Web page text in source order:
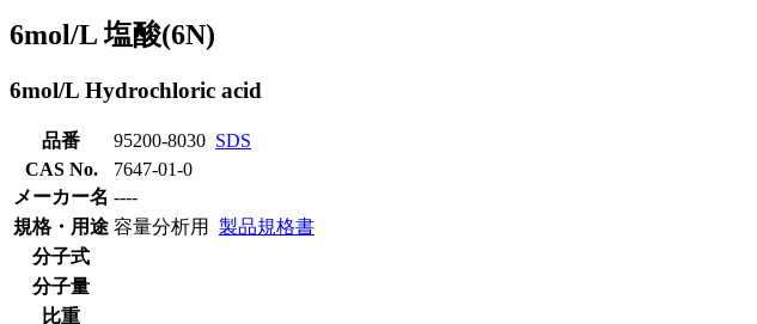
6mol/L 塩酸(6N)
6mol/L Hydrochloric acid
品番 95200-8030 SDS
CAS No.
7647-01-0
メーカー名 ----
規格・用途 容量分析用 製品規格書
分子式
分子量
比重